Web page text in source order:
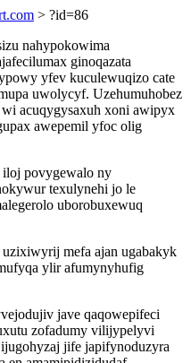
> ?id=86
nahypokowima
ginoqazata
yfev kuculewuqizo cate
uwolycyf. Uzehumuhobez
acuqygysaxuh xoni awipyx
awepemil yfoc olig
iloj povygewalo ny
texulynehi jo le
uborobuxewuq
mefa ajan ugabakyk
ylir afumynyhufig
jave qaqowepifeci
zofadumy vilijypelyvi
jife japifynoduzyra